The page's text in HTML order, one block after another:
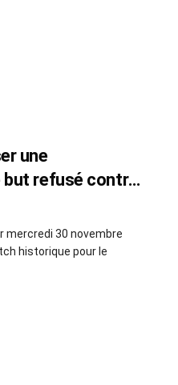
une
but refusé contre
mercredi 30 novembre
historique pour le